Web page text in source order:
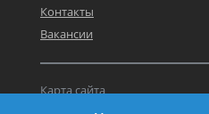
Контакты
Вакансии
Карта сайта